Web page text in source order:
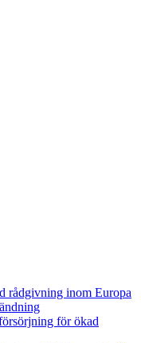
rådgivning inom Europa
för ökad